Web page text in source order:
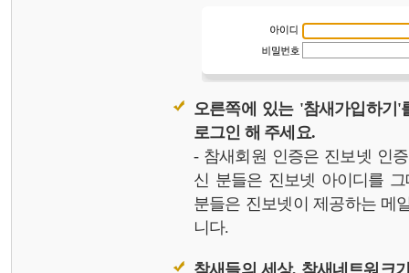
오른쪽에 있는 '참새가입하기
로그인 해 주세요.
- 참새회원 인증은 진보넷 인
신 분들은 진보넷 아이디를
분들은 진보넷이 제공하는 메
니다.
참새들의 세상, 참새네트워크